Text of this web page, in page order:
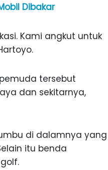
Dibakar
Kami angkut untuk
tersebut
dan sekitarnya,
di dalamnya yang
itu benda